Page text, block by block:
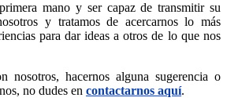
mano y ser capaz de transmitir su
y tratamos de acercarnos lo más
para dar ideas a otros de lo que nos
nosotros, hacernos alguna sugerencia o
no dudes en contactarnos aquí.